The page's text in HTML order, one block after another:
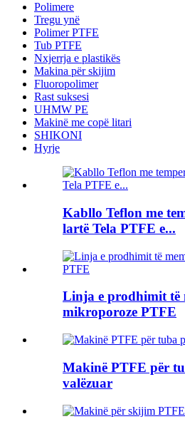
Polimere
Tregu ynë
Polimer PTFE
Tub PTFE
Nxjerrja e plastikës
Makina për skijim
Fluoropolimer
Rast suksesi
UHMW PE
Makinë me copë litari
SHIKONI
Hyrje
Kabllo Teflon me
lartë Tela PTFE e...
Linja e prodhimit të
mikroporoze PTFE
Makinë PTFE për
valëzuar